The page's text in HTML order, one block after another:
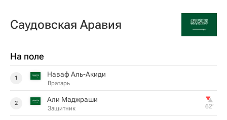
Саудовская Аравия
На поле
1 Наваф Аль-Акиди
Вратарь
2 Али Маджраши
Защитник 62‎’‎